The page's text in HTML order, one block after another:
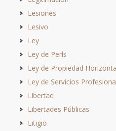
Lesiones
Lesivo
Ley
Ley de Perls
Ley de Propiedad
Ley de Servicios
Libertad
Libertades Públicas
Litigio